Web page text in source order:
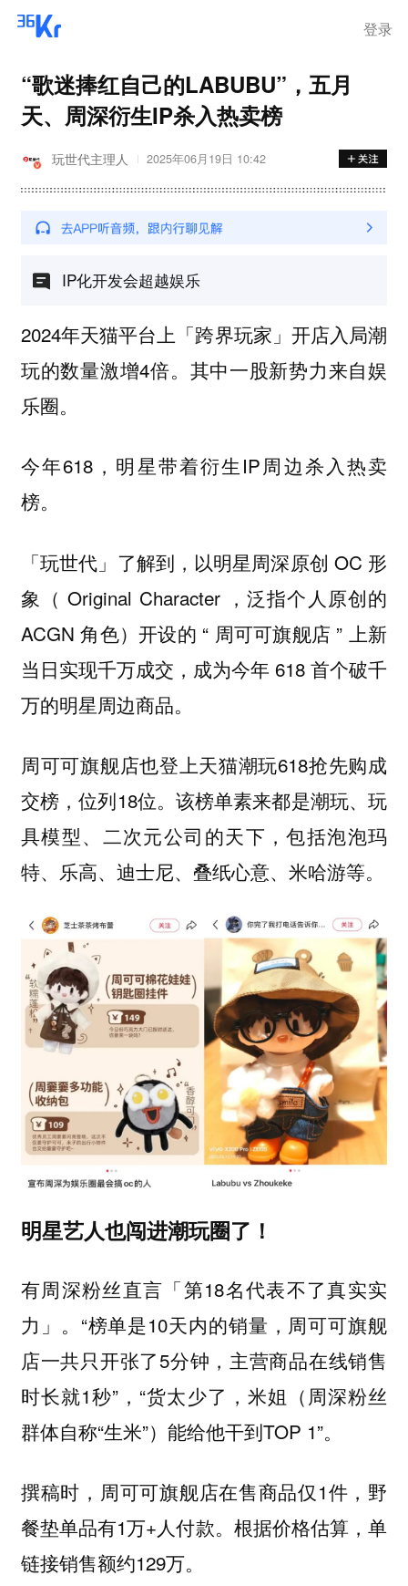
登录
“歌迷捧红自己的LABUBU”，五月
天、周深衍生IP杀入热卖榜
玩世代主理人 2025年06月19日 10:42
IP化开发会超越娱乐
2024年天猫平台上「跨界玩家」开店入局潮
玩的数量激增4倍。其中一股新势力来自娱
乐圈。
今年618，明星带着衍生IP周边杀入热卖
榜。
「玩世代」了解到，以明星周深原创 OC 形
象（ Original Character ，泛指个人原创的
ACGN 角色）开设的 “ 周可可旗舰店 ” 上新
当日实现千万成交，成为今年 618 首个破千
万的明星周边商品。
周可可旗舰店也登上天猫潮玩618抢先购成
交榜，位列18位。该榜单素来都是潮玩、玩
具模型、二次元公司的天下，包括泡泡玛
特、乐高、迪士尼、叠纸心意、米哈游等。
明星艺人也闯进潮玩圈了！
有周深粉丝直言「第18名代表不了真实实
力」。“榜单是10天内的销量，周可可旗舰
店一共只开张了5分钟，主营商品在线销售
时长就1秒”，“货太少了，米姐（周深粉丝
群体自称“生米”）能给他干到TOP 1”。
撰稿时，周可可旗舰店在售商品仅1件，野
餐垫单品有1万+人付款。根据价格估算，单
链接销售额约129万。